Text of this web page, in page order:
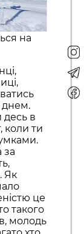
на
десь в
коли ти
за
Як
це
такого
молодь